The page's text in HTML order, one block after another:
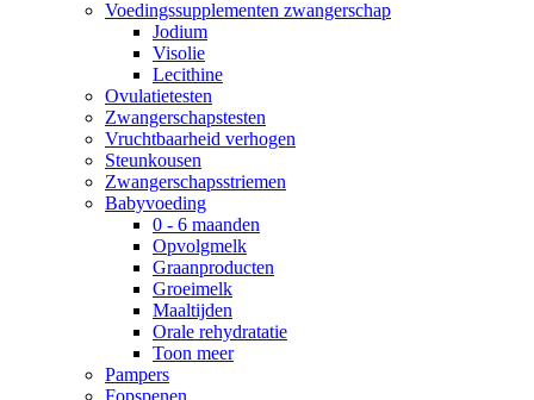
Voedingssupplementen zwangerschap
Jodium
Visolie
Lecithine
Ovulatietesten
Zwangerschapstesten
Vruchtbaarheid verhogen
Steunkousen
Zwangerschapsstriemen
Babyvoeding
0 - 6 maanden
Opvolgmelk
Graanproducten
Groeimelk
Maaltijden
Orale rehydratatie
Toon meer
Pampers
Fopspenen